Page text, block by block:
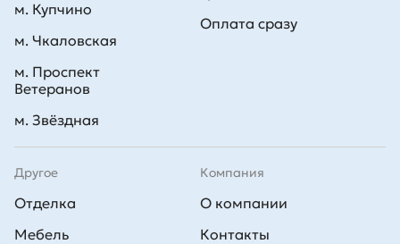
Оплата сразу
Другое
Отделка
Мебель
Компания
О компании
Контакты
м. Купчино
м. Чкаловская
м. Проспект
Ветеранов
м. Звёздная